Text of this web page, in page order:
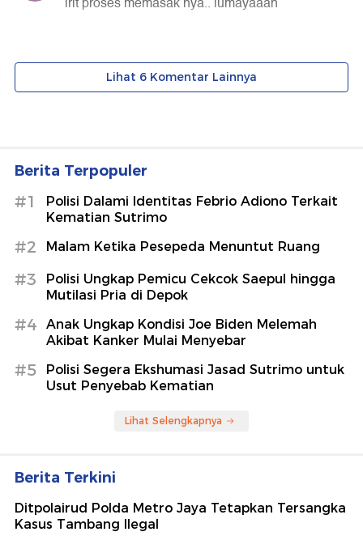
Berita Terpopuler
#1
Polisi Dalami Identitas Febrio Adiono Terkait
Kematian Sutrimo
#2 Malam Ketika Pesepeda Menuntut Ruang
#3
Polisi Ungkap Pemicu Cekcok Saepul hingga
Mutilasi Pria di Depok
#4
Anak Ungkap Kondisi Joe Biden Melemah
Akibat Kanker Mulai Menyebar
#5
Polisi Segera Ekshumasi Jasad Sutrimo untuk
Usut Penyebab Kematian
Lihat Selengkapnya
Berita Terkini
Ditpolairud Polda Metro Jaya Tetapkan Tersangka
Kasus Tambang Ilegal